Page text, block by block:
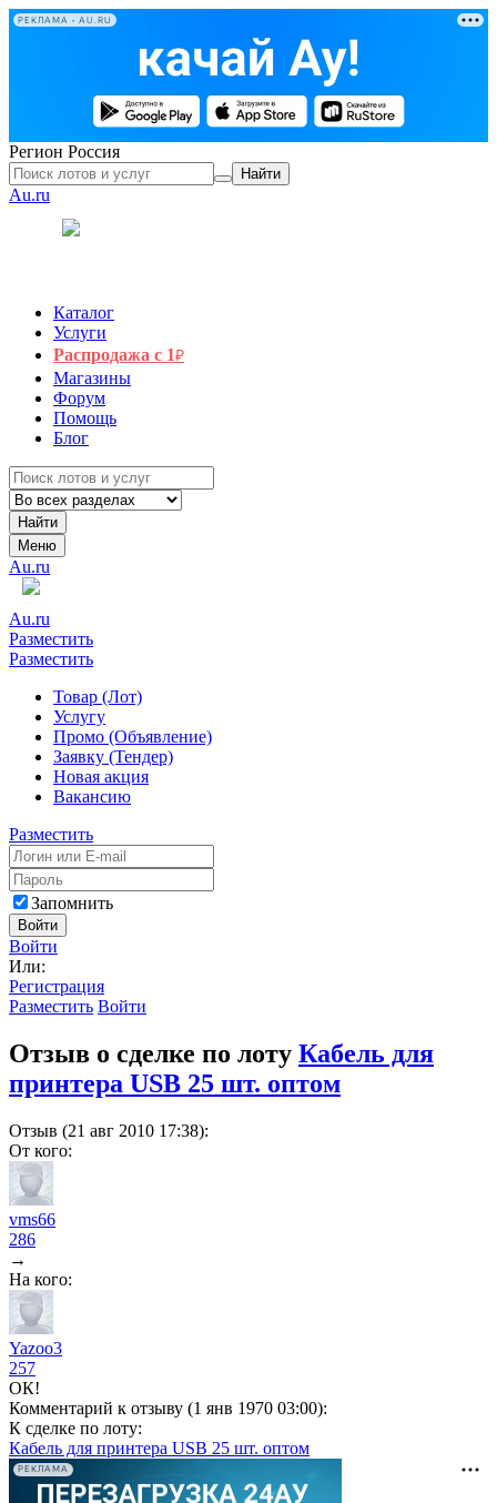
РЕКЛАМА • AU.RU
Регион Россия
Найти
Au.ru
Каталог
Услуги
Распродажа с 1₽
Магазины
Форум
Помощь
Блог
Найти
Меню
Au.ru
Au.ru
Разместить
Разместить
Товар (Лот)
Услугу
Промо (Объявление)
Заявку (Тендер)
Новая акция
Вакансию
Разместить
Запомнить
Войти
Войти
Или:
Регистрация
Разместить Войти
Отзыв о сделке по лоту Кабель для
принтера USB 25 шт. оптом
Отзыв (21 авг 2010 17:38):
От кого:
vms66
286
→
На кого:
Yazoo3
257
ОК!
Комментарий к отзыву (1 янв 1970 03:00):
К сделке по лоту:
Кабель для принтера USB 25 шт. оптом
РЕКЛАМА